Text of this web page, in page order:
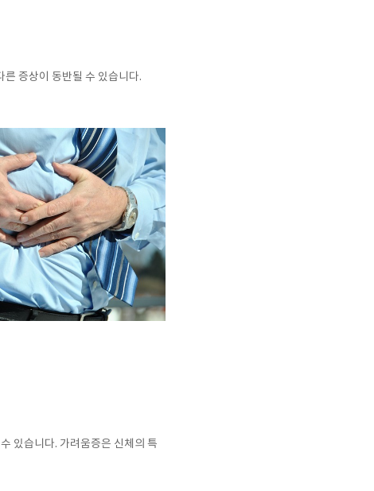
른 증상이 동반될 수 있습니다.
있습니다. 가려움증은 신체의 특